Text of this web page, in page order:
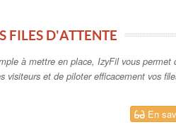
FILES D'ATTENTE
à mettre en place, IzyFil vous permet
visiteurs et de piloter efficacement vos
En